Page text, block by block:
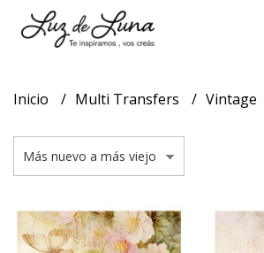
Inicio Multi Transfers Vintage